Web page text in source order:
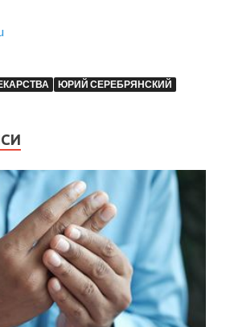
ЮРИЙ СЕРЕБРЯНСКИЙ